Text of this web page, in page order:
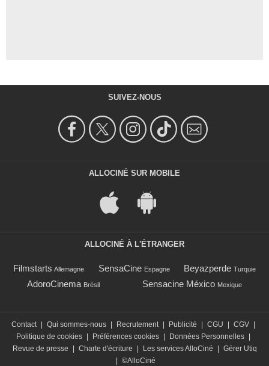
SUIVEZ-NOUS
ALLOCINÉ SUR MOBILE
ALLOCINÉ À L'ÉTRANGER
Filmstarts Allemagne SensaCine Espagne Beyazperde Turquie
AdoroCinema Brésil Sensacine México Mexique
Contact | Qui sommes-nous | Recrutement | Publicité | CGU | CGV |
Politique de cookies | Préférences cookies | Données Personnelles |
Revue de presse
| Charte d'écriture | Les services AlloCiné | Gérer Utiq
| ©AlloCiné